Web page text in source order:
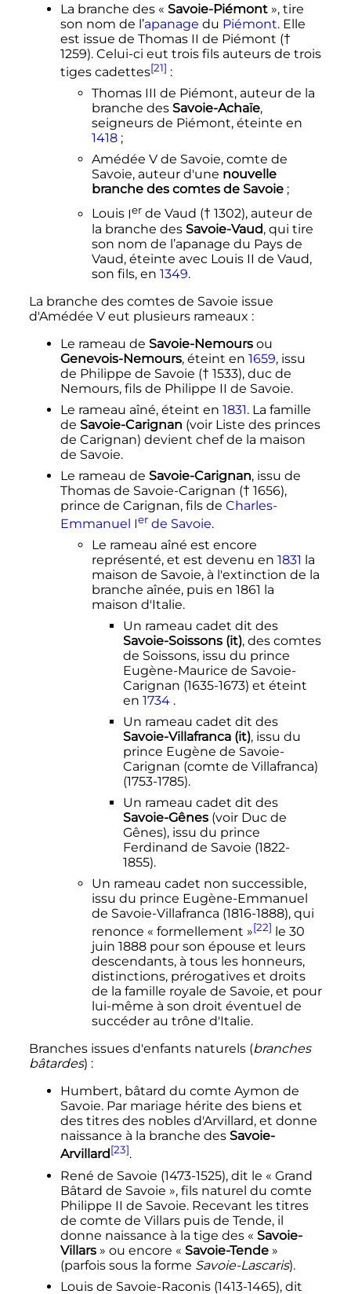
La branche des « Savoie-Piémont », tire
son nom de l’apanage du Piémont. Elle
est issue de Thomas II de Piémont (†
1259). Celui-ci eut trois fils auteurs de trois
tiges cadettes[21] :
Thomas III de Piémont, auteur de la
branche des Savoie-Achaïe,
seigneurs de Piémont, éteinte en
1418 ;
Amédée Vde Savoie, comte de
Savoie, auteur d'une nouvelle
branche des comtes de Savoie ;
Louis Ierde Vaud († 1302), auteur de
la branche des Savoie-Vaud, qui tire
son nom de l’apanage du Pays de
Vaud, éteinte avec Louis II de Vaud,
son fils, en 1349.
La branche des comtes de Savoie issue
d'Amédée Veut plusieurs rameaux :
Le rameau de Savoie-Nemoursou
Genevois-Nemours, éteint en 1659, issu
de Philippe de Savoie († 1533), duc de
Nemours, fils de Philippe II de Savoie.
Le rameau aîné, éteint en 1831. La famille
de Savoie-Carignan (voir Liste des princes
de Carignan) devient chef de la maison
de Savoie.
Le rameau de Savoie-Carignan, issu de
Thomas de Savoie-Carignan († 1656),
prince de Carignan, fils de Charles-
Emmanuel Ierde Savoie.
Le rameau aîné est encore
représenté, et est devenu en 1831 la
maison de Savoie, à l'extinction de la
branche aînée, puis en 1861 la
maison d'Italie.
Un rameau cadet dit des
Savoie-Soissons (it), des comtes
de Soissons, issu du prince
Eugène-Maurice de Savoie-
Carignan (1635-1673) et éteint
en 1734.
Un rameau cadet dit des
Savoie-Villafranca (it), issu du
prince Eugène de Savoie-
Carignan (comte de Villafranca)
(1753-1785).
Un rameau cadet dit des
Savoie-Gênes(voir Duc de
Gênes), issu du prince
Ferdinand de Savoie (1822-
1855).
Un rameau cadet non successible,
issu du prince Eugène-Emmanuel
de Savoie-Villafranca (1816-1888), qui
renonce « formellement »[22] le 30
juin 1888pour son épouse et leurs
descendants, à tous les honneurs,
distinctions, prérogatives et droits
de la famille royale de Savoie, et pour
lui-même à son droit éventuel de
succéder au trône d'Italie.
Branches issues d'enfants naturels (branches
bâtardes) :
Humbert, bâtard du comte Aymon de
Savoie. Par mariage hérite des biens et
des titres des nobles d'Arvillard, et donne
naissance à la branche des Savoie-
Arvillard[23].
René de Savoie (1473-1525), dit le « Grand
Bâtard de Savoie », fils naturel du comte
Philippe II de Savoie. Recevant les titres
de comte de Villars puis de Tende, il
donne naissance à la tige des « Savoie-
Villars » ou encore « Savoie-Tende »
(parfois sous la forme Savoie-Lascaris).
Louis de Savoie-Raconis (1413-1465), dit